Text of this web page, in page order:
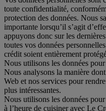
toute confidentialité,
protection des données. Nous
importante lorsqu’il s’agit
appuyons donc sur les
toutes vos données
crédit soient entièrement
Nous utilisons les données
Nous analysons la manière
Web et nos services pour
plus intéressantes.
Nous utilisons les données
à l’heure de cuisiner avec Le